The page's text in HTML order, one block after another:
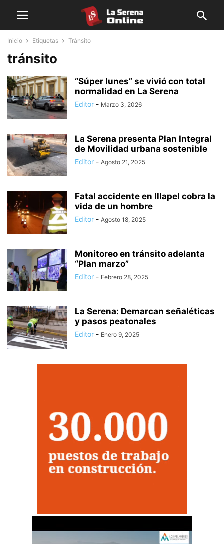
Inicio Etiquetas Tránsito
tránsito
“Súper lunes” se vivió con total
normalidad en La Serena
Editor - Marzo 3, 2026
La Serena presenta Plan Integral
de Movilidad urbana sostenible
Editor - Agosto 21, 2025
Fatal accidente en Illapel cobra la
vida de un hombre
Editor - Agosto 18, 2025
Monitoreo en tránsito adelanta
“Plan marzo”
Editor - Febrero 28, 2025
La Serena: Demarcan señaléticas
y pasos peatonales
Editor - Enero 9, 2025